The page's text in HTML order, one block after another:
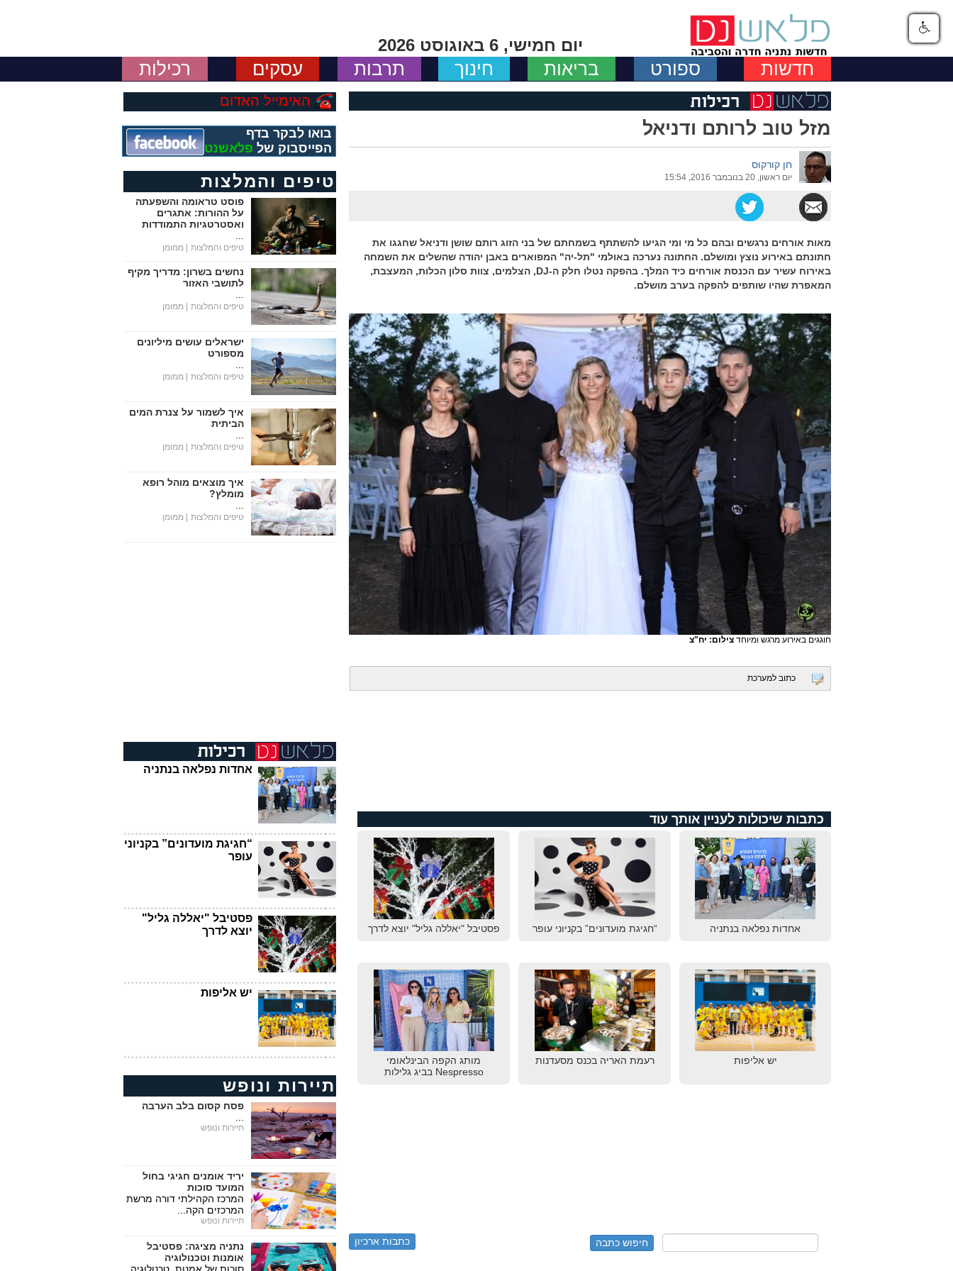
יום חמישי, 6 באוגוסט 2026
חדשות ספורט בריאות חינוך תרבות עסקים רכילות
מזל טוב לרותם ודניאל
חן קורקוס
יום ראשון, 20 בנובמבר 2016, 15:54
מאות אורחים נרגשים ובהם כל מי ומי הגיעו להשתתף בשמחתם של בני הזוג רותם שושן ודניאל שחגגו את
חתונתם באירוע נוצץ ומושלם. החתונה נערכה באולמי "תל-יה" המפוארים באבן יהודה שהשלים את השמחה
באירוח עשיר עם הכנסת אורחים כיד המלך. בהפקה נטלו חלק ה-DJ, הצלמים, צוות סלון הכלות, המעצבת,
המאפרת שהיו שותפים להפקה בערב מושלם.
חוגגים באירוע מרגש ומיוחד צילום: יח"צ
כתוב למערכת
כתבות שיכולות לעניין אותך עוד
אחדות נפלאה בנתניה “חגיגת מועדונים” בקניוני עופר פסטיבל "יאללה גליל" יוצא לדרך
יש אליפות רעמת האריה בכנס מסעדנות
מותג הקפה הבינלאומי
Nespresso בביג גלילות
כתבות ארכיון
האימייל האדום
בואו לבקר בדף
הפייסבוק של פלאשנט
טיפים והמלצות
פוסט טראומה והשפעתה
על ההורות: אתגרים
ואסטרטגיות התמודדות
טיפים והמלצות | ממומן
נחשים בשרון: מדריך מקיף
לתושבי האזור
טיפים והמלצות | ממומן
ישראלים עושים מיליונים
מספורט
טיפים והמלצות | ממומן
איך לשמור על צנרת המים
הביתית
טיפים והמלצות | ממומן
איך מוצאים מוהל רופא
מומלץ?
טיפים והמלצות | ממומן
אחדות נפלאה בנתניה
“חגיגת מועדונים” בקניוני
עופר
פסטיבל "יאללה גליל"
יוצא לדרך
יש אליפות
תיירות ונופש
פסח קסום בלב הערבה
תיירות ונופש
יריד אומנים חגיגי בחול
המועד סוכות
המרכז הקהילתי דורה מרשת
המרכזים הקה...
תיירות ונופש
נתניה מציגה: פסטיבל
אומנות וטכנולוגיה